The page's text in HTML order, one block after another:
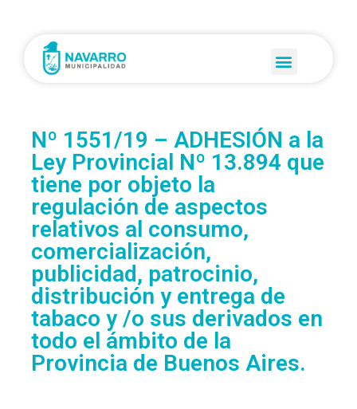
Nº 1551/19 – ADHESIÓN a la
Ley Provincial Nº 13.894 que
tiene por objeto la
regulación de aspectos
relativos al consumo,
comercialización,
publicidad, patrocinio,
distribución y entrega de
tabaco y /o sus derivados en
todo el ámbito de la
Provincia de Buenos Aires.